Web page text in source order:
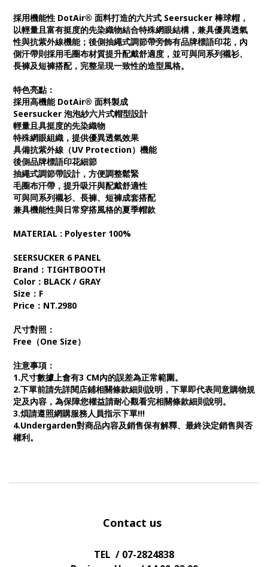
採用機能性 DotAir® 面料打造的六片式 Seersucker 棒球帽，
以輕量且富有挺度的先染織物結合特殊網眼結構，兼具優異透氣
性與抗紫外線機能；後側抽繩式調節帶旁飾有品牌標語印花，內
側汗帶則採用毛圈布材質提升配戴舒適度，並可與同系列襯衫、
長褲及短褲搭配，完整呈現一致性的造型風格。
特色亮點：
採用高機能 DotAir® 面料製成
Seersucker 泡泡紗六片式帽型設計
輕量且具挺度的先染織物
特殊網眼組織，提供優異透氣效果
具備抗紫外線（UV Protection）機能
後側品牌標語印花細節
抽繩式調節帶設計，方便調整鬆緊
毛圈布汗帶，提升吸汗與配戴舒適性
可與同系列襯衫、長褲、短褲成套搭配
兼具機能性與日常穿搭風格的夏季帽款
MATERIAL : Polyester 100%
SEERSUCKER 6 PANEL
Brand：TIGHTBOOTH
Color：BLACK / GRAY
Size：F
Price：NT.2980
尺寸對照：
Free（One Size）
注意事項：
1.尺寸數據上會有3 CM內的誤差為正常範圍。
2.下單前請先詳閱店鋪相關條款細則說明，下單即代表同意購物規
定及內容，為保障您權益請耐心觀看完相關條款細則說明。
3.煩請遵照網購服務人員指示下單!!!
4.Undergarden對商品內容及銷售保有解釋、最終決定銷售與否
權利。
Contact us
TEL / 07-2824838